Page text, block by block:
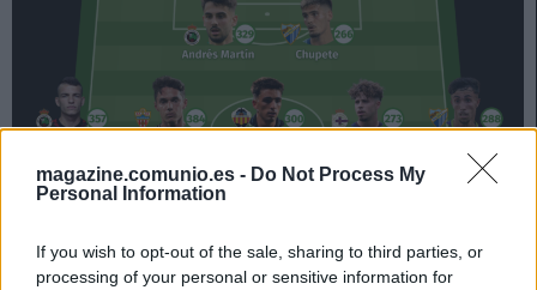
magazine.comunio.es - Do Not Process My
Personal Information
If you wish to opt-out of the sale, sharing to third parties, or
processing of your personal or sensitive information for